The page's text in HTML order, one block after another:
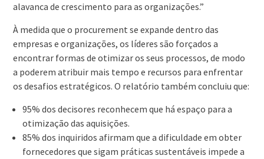
alavanca de crescimento para as organizações.”
À medida que o procurement se expande dentro das
empresas e organizações, os líderes são forçados a
encontrar formas de otimizar os seus processos, de modo
a poderem atribuir mais tempo e recursos para enfrentar
os desafios estratégicos. O relatório também concluiu que:
95% dos decisores reconhecem que há espaço para a
otimização das aquisições.
85% dos inquiridos afirmam que a dificuldade em obter
fornecedores que sigam práticas sustentáveis impede a